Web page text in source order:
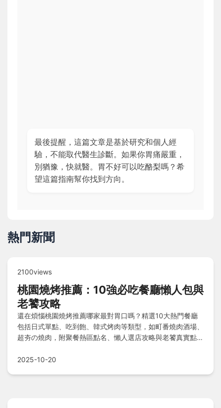
最後提醒，這篇文章是基於研究和個人經
驗，不能取代醫生診斷。如果你胃痛嚴重，
別猶豫，快就醫。胃不好可以吃酪梨嗎？希
望這篇指南幫你找到方向。
熱門新聞
2100views
桃園燒烤推薦：10強必吃餐廳懶人包與
老饕攻略
還在煩惱桃園燒烤推薦哪家最對胃口嗎？精選10大熱門餐廳
包括日式單點、吃到飽、韓式烤肉等類型，如町番燒肉酒場、
超夯の燒肉，附聚餐熱區點名、懶人選店攻略與老饕真實點
2025-10-20